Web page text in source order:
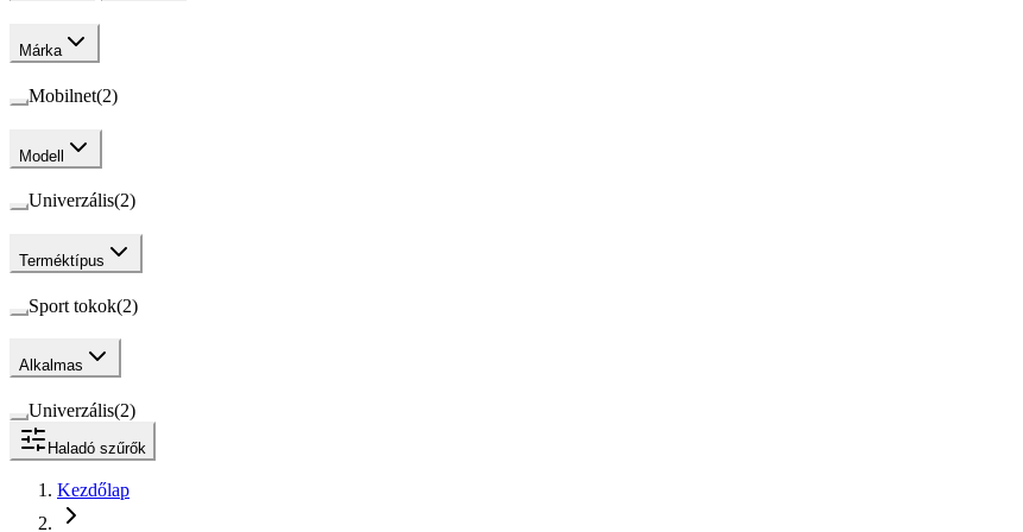
Márka
Mobilnet(2)
Modell
Univerzális(2)
Terméktípus
Sport tokok(2)
Alkalmas
Univerzális(2)
Haladó szűrők
Kezdőlap